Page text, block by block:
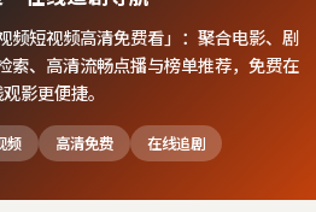
频短视频高清免费看」：聚合电影、剧
索、高清流畅点播与榜单推荐，免费在
影更便捷。
频 高清免费 在线追剧